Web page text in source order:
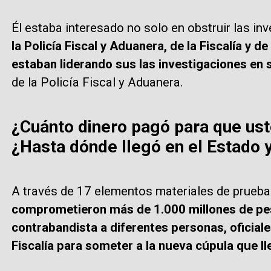
Él estaba interesado no solo en obstruir las
la Policía Fiscal y Aduanera, de la Fiscalía y
estaban liderando sus las investigaciones en
de la Policía Fiscal y Aduanera.
¿Cuánto dinero pagó para que
¿Hasta dónde llegó en el Estado
A través de 17 elementos materiales de
comprometieron más de 1.000 millones de
contrabandista a diferentes personas,
Fiscalía para someter a la nueva cúpula que